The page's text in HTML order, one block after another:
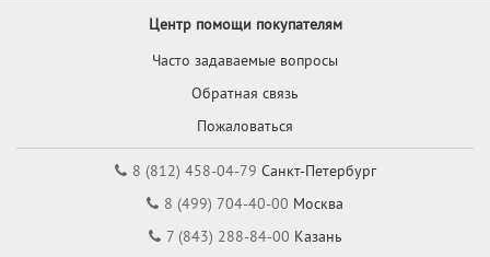
Центр помощи покупателям
Часто задаваемые вопросы
Обратная связь
Пожаловаться
8 (812) 458-04-79 Санкт-Петербург
8 (499) 704-40-00 Москва
7 (843) 288-84-00 Казань